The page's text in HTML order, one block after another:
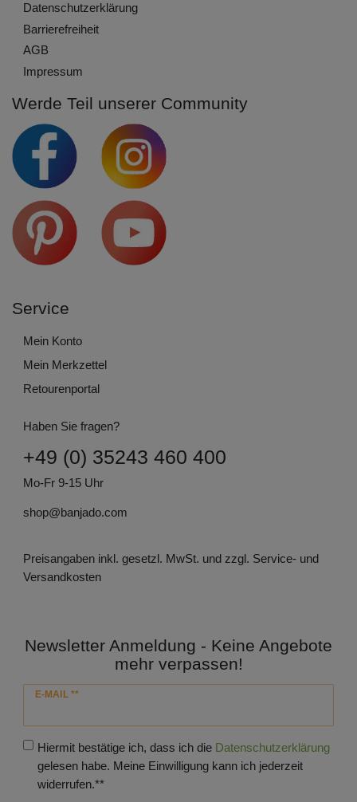
Daten­schutz­erklärung
Barrierefreiheit
AGB
Impressum
Werde Teil unserer Community
Service
Mein Konto
Mein Merkzettel
Retourenportal
Haben Sie fragen?
+49 (0) 35243 460 400
Mo-Fr 9-15 Uhr
shop@banjado.com
Preisangaben inkl. gesetzl. MwSt. und zzgl. Service- und
Versandkosten
Newsletter Anmeldung - Keine Angebote
mehr verpassen!
E-MAIL **
Newsletter
Hiermit bestätige ich, dass ich die Daten­schutz­erklärung
gelesen habe. Meine Einwilligung kann ich jederzeit
widerrufen.**